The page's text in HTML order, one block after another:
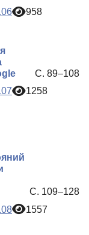
958
С. 89–108
1258
С. 109–128
1557